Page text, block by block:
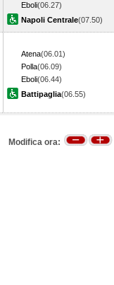
Eboli(06.27)
Napoli Centrale(07.50)
Atena(06.01)
Polla(06.09)
Eboli(06.44)
Battipaglia(06.55)
Modifica ora: